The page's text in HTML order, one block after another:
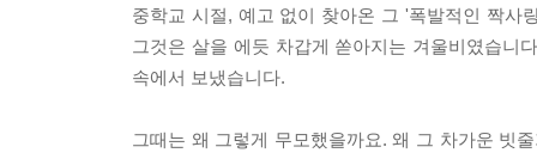
중학교 시절, 예고 없이 찾아온 그 '폭발적인 짝사
그것은 살을 에듯 차갑게 쏟아지는 겨울비였습니
속에서 보냈습니다.
그때는 왜 그렇게 무모했을까요. 왜 그 차가운 빗